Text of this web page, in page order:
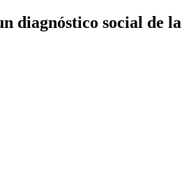
social de